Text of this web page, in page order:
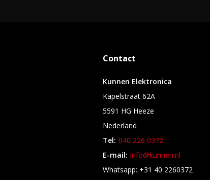
Contact
Kunnen Elektronica
Kapelstraat 62A
5591 HG Heeze
Nederland
Tel: 040 226 0372
E-mail: info@kunnen.nl
Whatsapp: +31 40 2260372